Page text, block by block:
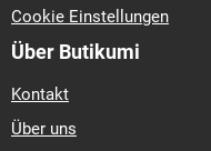
Cookie Einstellungen
Über Butikumi
Kontakt
Über uns